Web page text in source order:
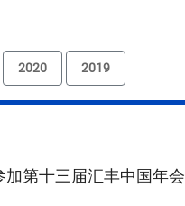
加第十三届汇丰中国年会